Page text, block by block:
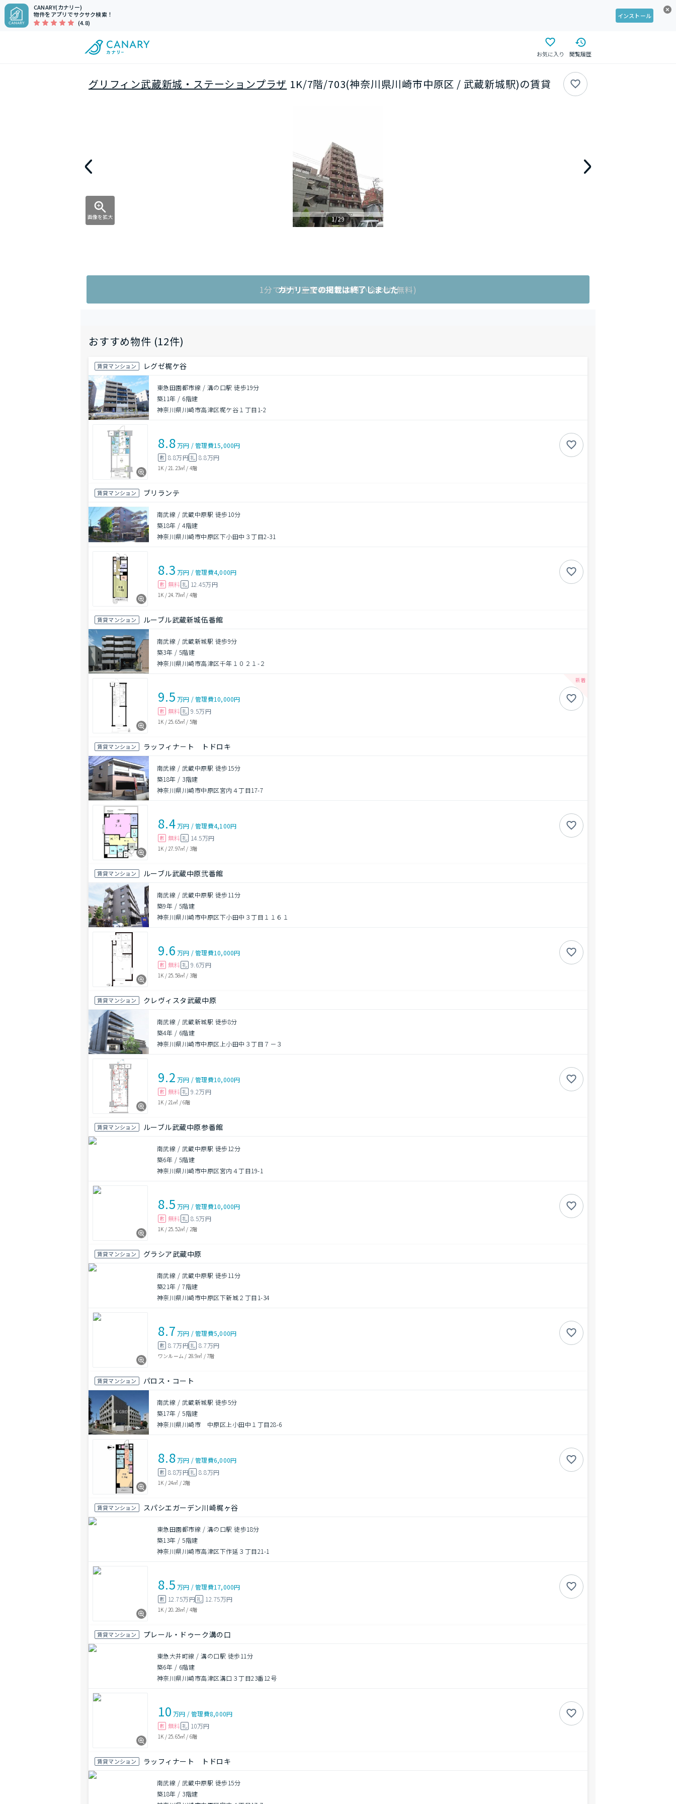
CANARY(カナリー)
物件をアプリでサクサク検索！
(4.8)
インストール
お気に入り 閲覧履歴
グリフィン武蔵新城・ステーションプラザ 1K/7階/703(神奈川県川崎市中原区 / 武蔵新城駅)の賃貸
画像を拡大 1/29
1分で完了!空室状況をお問い合わせ(無料)
カナリーでの掲載は終了しました
おすすめ物件 (12件)
賃貸マンション レグゼ梶ケ谷
東急田園都市線 / 溝の口駅 徒歩19分
築11年 / 6階建
神奈川県川崎市高津区梶ケ谷１丁目1-2
8.8万円 /管理費15,000円
敷 8.8万円礼 8.8万円
1K / 21.23㎡ / 4階
賃貸マンション ブリランテ
南武線 / 武蔵中原駅 徒歩10分
築18年 /4階建
神奈川県川崎市中原区下小田中３丁目2-31
8.3 万円 /管理費4,000円
敷 無料 礼 12.45万円
1K / 24.79㎡ / 4階
賃貸マンション ルーブル武蔵新城伍番館
南武線 / 武蔵新城駅 徒歩9分
築3年 / 5階建
神奈川県川崎市高津区千年１０２１-２
9.5 万円 /管理費10,000円
敷 無料 礼 9.5万円
1K / 25.65㎡ / 5階
賃貸マンション ラッフィナ－ト トドロキ
南武線 / 武蔵中原駅 徒歩15分
築18年 / 3階建
神奈川県川崎市中原区宮内４丁目17-7
8.4万円 /管理費4,100円
敷 無料 礼 14.5万円
1K / 27.97㎡ / 3階
賃貸マンション ルーブル武蔵中原弐番館
南武線 / 武蔵中原駅 徒歩11分
築9年 / 5階建
神奈川県川崎市中原区下小田中３丁目１１６１
9.6 万円 /管理費10,000円
敷 無料 礼 9.6万円
1K / 25.58㎡ / 3階
賃貸マンション クレヴィスタ武蔵中原
南武線 / 武蔵新城駅 徒歩8分
築4年 / 6階建
神奈川県川崎市中原区上小田中３丁目７－３
9.2 万円 /管理費10,000円
敷 無料 礼 9.2万円
1K / 21㎡ /6階
賃貸マンション ルーブル武蔵中原参番館
南武線 / 武蔵中原駅 徒歩12分
築6年 / 5階建
神奈川県川崎市中原区宮内４丁目19-1
8.5 万円 /管理費10,000円
敷 無料 礼 8.5万円
1K / 25.52㎡ / 2階
賃貸マンション グラシア武蔵中原
南武線 / 武蔵中原駅 徒歩11分
築21年 /7階建
神奈川県川崎市中原区下新城２丁目1-34
8.7 万円 /管理費5,000円
敷 8.7万円礼 8.7万円
ワンルーム / 28.9㎡ /7階
賃貸マンション パロス・コート
南武線 / 武蔵新城駅 徒歩5分
築17年 /5階建
神奈川県川崎市 中原区上小田中１丁目28-6
8.8万円 /管理費6,000円
敷 8.8万円礼 8.8万円
1K / 24㎡ / 2階
賃貸マンション スパシエガーデン川崎梶ヶ谷
東急田園都市線 / 溝の口駅 徒歩18分
築13年 /5階建
神奈川県川崎市高津区下作延３丁目21-1
8.5 万円 /管理費17,000円
敷 12.75万円礼 12.75万円
1K / 20.28㎡ / 4階
賃貸マンション プレール・ドゥーク溝の口
東急大井町線 / 溝の口駅 徒歩11分
築6年 / 6階建
神奈川県川崎市高津区溝口３丁目23番12号
10 万円 /管理費8,000円
敷 無料 礼 10万円
1K / 25.65㎡ / 6階
賃貸マンション ラッフィナート トドロキ
南武線 / 武蔵中原駅 徒歩15分
築18年 / 3階建